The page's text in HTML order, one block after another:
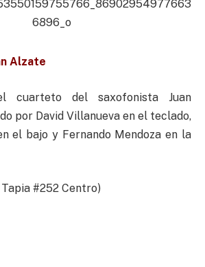
Alzate
cuarteto del saxofonista Juan
por David Villanueva en el teclado,
el bajo y Fernando Mendoza en la
#252 Centro)